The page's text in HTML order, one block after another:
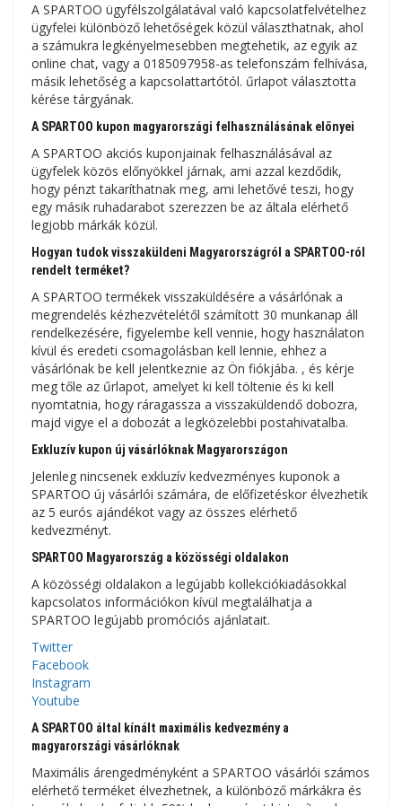
A SPARTOO ügyfélszolgálatával való kapcsolatfelvételhez
ügyfelei különböző lehetőségek közül választhatnak, ahol
a számukra legkényelmesebben megtehetik, az egyik az
online chat, vagy a 0185097958-as telefonszám felhívása,
másik lehetőség a kapcsolattartótól. űrlapot választotta
kérése tárgyának.
A SPARTOO kupon magyarországi felhasználásának előnyei
A SPARTOO akciós kuponjainak felhasználásával az
ügyfelek közös előnyökkel járnak, ami azzal kezdődik,
hogy pénzt takaríthatnak meg, ami lehetővé teszi, hogy
egy másik ruhadarabot szerezzen be az általa elérhető
legjobb márkák közül.
Hogyan tudok visszaküldeni Magyarországról a SPARTOO-ról
rendelt terméket?
A SPARTOO termékek visszaküldésére a vásárlónak a
megrendelés kézhezvételétől számított 30 munkanap áll
rendelkezésére, figyelembe kell vennie, hogy használaton
kívül és eredeti csomagolásban kell lennie, ehhez a
vásárlónak be kell jelentkeznie az Ön fiókjába. , és kérje
meg tőle az űrlapot, amelyet ki kell töltenie és ki kell
nyomtatnia, hogy ráragassza a visszaküldendő dobozra,
majd vigye el a dobozát a legközelebbi postahivatalba.
Exkluzív kupon új vásárlóknak Magyarországon
Jelenleg nincsenek exkluzív kedvezményes kuponok a
SPARTOO új vásárlói számára, de előfizetéskor élvezhetik
az 5 eurós ajándékot vagy az összes elérhető
kedvezményt.
SPARTOO Magyarország a közösségi oldalakon
A közösségi oldalakon a legújabb kollekciókiadásokkal
kapcsolatos információkon kívül megtalálhatja a
SPARTOO legújabb promóciós ajánlatait.
Twitter
Facebook
Instagram
Youtube
A SPARTOO által kínált maximális kedvezmény a
magyarországi vásárlóknak
Maximális árengedményként a SPARTOO vásárlói számos
elérhető terméket élvezhetnek, a különböző márkákra és